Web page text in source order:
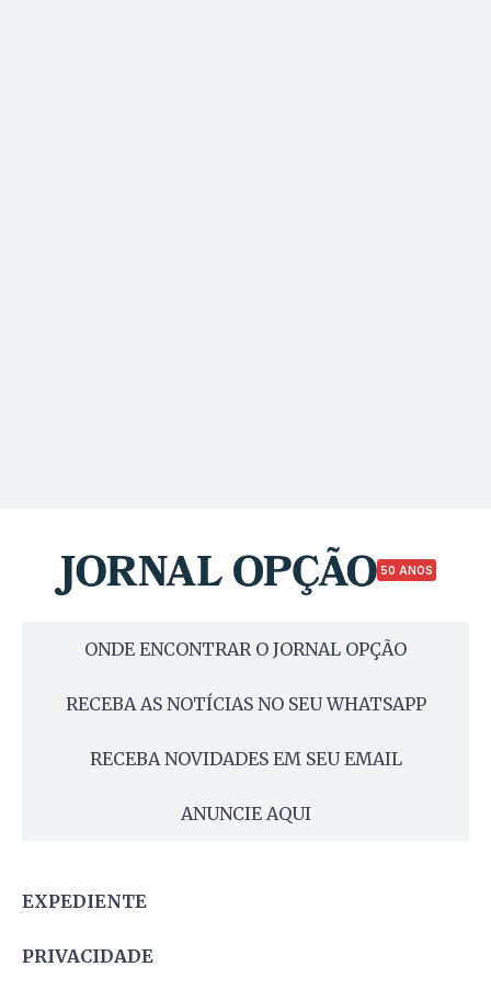
50 ANOS
ONDE ENCONTRAR O JORNAL OPÇÃO
RECEBA AS NOTÍCIAS NO SEU WHATSAPP
RECEBA NOVIDADES EM SEU EMAIL
ANUNCIE AQUI
EXPEDIENTE
PRIVACIDADE